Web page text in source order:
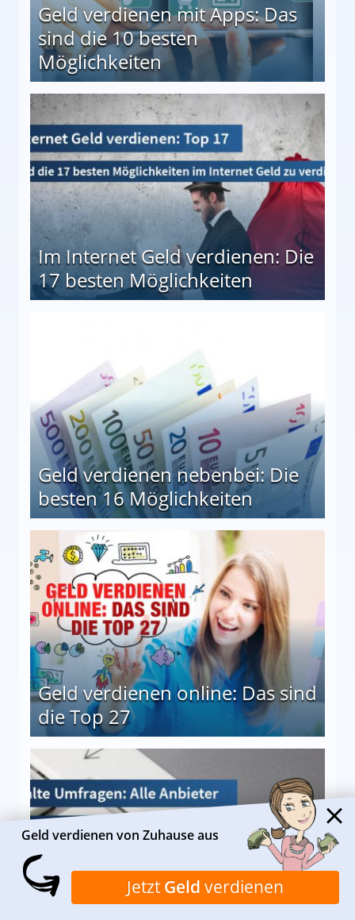
Geld verdienen mit Apps: Das
sind die 10 besten
Möglichkeiten
besten Möglichkeiten
Im Internet Geld verdienen: Die
17 besten Möglichkeiten
Geld verdienen nebenbei: Die
besten 16 Möglichkeiten
Geld verdienen online: Das sind
die Top 27
Bezahlte Umfragen - Alle
geprüften Portale auf einen
Geld verdienen von Zuhause aus
Jetzt Geld verdienen